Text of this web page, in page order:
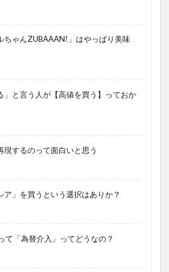
ちゃんZUBAAAN!」はやっぱり美味
」と言う人が【高値を買う】っておか
現するのって面白いと思う
ア」を買うという選択はありか？
て「為替介入」ってどうなの？